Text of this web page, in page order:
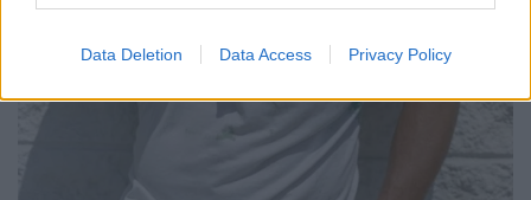
Data Deletion Data Access Privacy Policy